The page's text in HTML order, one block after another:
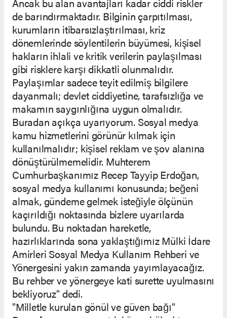
de barındırmaktadır. Bilginin çarpıtılması,
kurumların itibarsızlaştırılması, kriz
dönemlerinde söylentilerin büyümesi, kişisel
hakların ihlali ve kritik verilerin paylaşılması
gibi risklere karşı dikkatli olunmalıdır.
Paylaşımlar sadece teyit edilmiş bilgilere
dayanmalı; devlet ciddiyetine, tarafsızlığa ve
makamın saygınlığına uygun olmalıdır.
Buradan açıkça uyarıyorum. Sosyal medya
kamu hizmetlerini görünür kılmak için
kullanılmalıdır; kişisel reklam ve şov alanına
dönüştürülmemelidir. Muhterem
Cumhurbaşkanımız Recep Tayyip Erdoğan,
sosyal medya kullanımı konusunda; beğeni
almak, gündeme gelmek isteğiyle ölçünün
kaçırıldığı noktasında bizlere uyarılarda
bulundu. Bu noktadan hareketle,
hazırlıklarında sona yaklaştığımız Mülki İdare
Amirleri Sosyal Medya Kullanım Rehberi ve
Yönergesini yakın zamanda yayımlayacağız.
Bu rehber ve yönergeye kati surette uyulmasını
bekliyoruz" dedi.
"Milletle kurulan gönül ve güven bağı"